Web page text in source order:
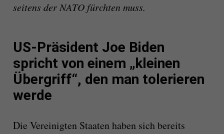
seitens der NATO fürchten muss.
US-Präsident Joe Biden
spricht von einem „kleinen
Übergriff“, den man tolerieren
werde
Die Vereinigten Staaten haben sich bereits